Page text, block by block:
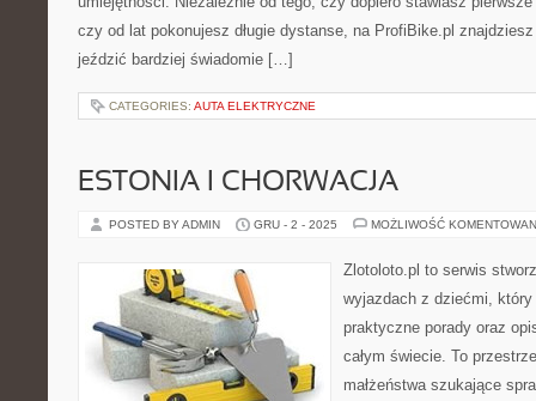
czy od lat pokonujesz długie dystanse, na ProfiBike.pl
jeździć bardziej świadomie […]
CATEGORIES: AUTA ELEKTRYCZNE
ESTONIA I CHORWACJA
POSTED BY ADMIN GRU - 2 - 2025 MOŻLIWOŚĆ
Zlotoloto.pl to serwis
wyjazdach z dziećmi, który
praktyczne porady oraz
całym świecie. To
małżeństwa szukające